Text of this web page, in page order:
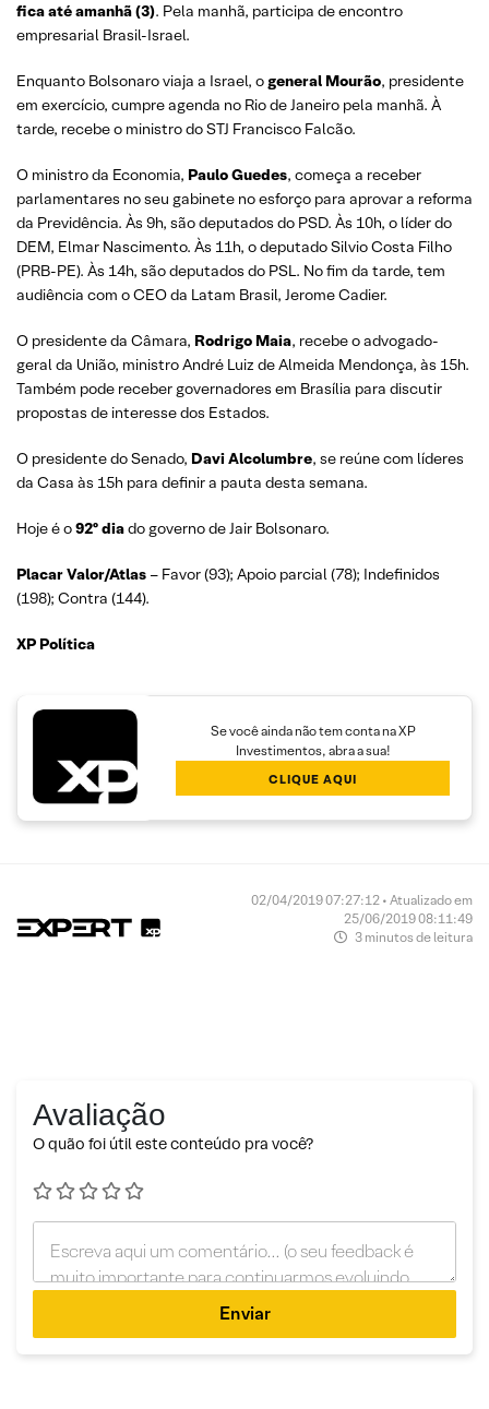
fica até amanhã (3). Pela manhã, participa de encontro
empresarial Brasil-Israel.
Enquanto Bolsonaro viaja a Israel, o general Mourão, presidente
em exercício, cumpre agenda no Rio de Janeiro pela manhã. À
tarde, recebe o ministro do STJ Francisco Falcão.
O ministro da Economia, Paulo Guedes, começa a receber
parlamentares no seu gabinete no esforço para aprovar a reforma
da Previdência. Às 9h, são deputados do PSD. Às 10h, o líder do
DEM, Elmar Nascimento. Às 11h, o deputado Silvio Costa Filho
(PRB-PE). Às 14h, são deputados do PSL. No fim da tarde, tem
audiência com o CEO da Latam Brasil, Jerome Cadier.
O presidente da Câmara, Rodrigo Maia, recebe o advogado-
geral da União, ministro André Luiz de Almeida Mendonça, às 15h.
Também pode receber governadores em Brasília para discutir
propostas de interesse dos Estados.
O presidente do Senado, Davi Alcolumbre, se reúne com líderes
da Casa às 15h para definir a pauta desta semana.
Hoje é o92º diado governo de Jair Bolsonaro.
Placar Valor/Atlas – Favor (93); Apoio parcial (78); Indefinidos
(198); Contra (144).
XP Política
Se você ainda não tem conta na XP
Investimentos, abra a sua!
CLIQUE AQUI
02/04/2019 07:27:12 • Atualizado em
25/06/2019 08:11:49
3 minutos de leitura
Avaliação
O quão foi útil este conteúdo pra você?
Enviar